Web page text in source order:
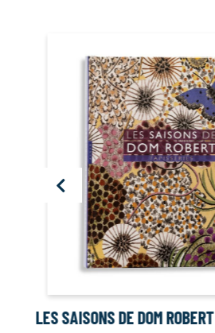
LES SAISONS DE DOM ROBERT